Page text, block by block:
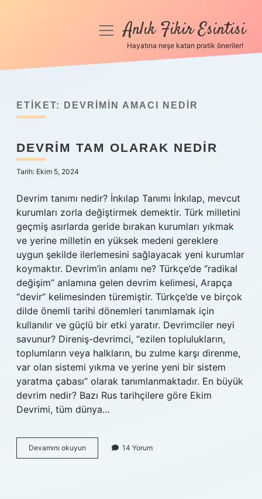
Anasayfa
Yasal Uyarı
Hakkımızda
menüyüAnlık Fikir Esintisi
Hayatına neşe katan pratik öneriler!
ETIKET: DEVRIMIN AMACI NEDIR
DEVRIM TAM OLARAK NEDIR
Tarih: Ekim 5, 2024
Devrim tanımı nedir? İnkılap Tanımı İnkılap, mevcut
kurumları zorla değiştirmek demektir. Türk milletini
geçmiş asırlarda geride bırakan kurumları yıkmak
ve yerine milletin en yüksek medeni gereklere
uygun şekilde ilerlemesini sağlayacak yeni kurumlar
koymaktır. Devrim’in anlamı ne? Türkçe’de “radikal
değişim” anlamına gelen devrim kelimesi, Arapça
“devir” kelimesinden türemiştir. Türkçe’de ve birçok
dilde önemli tarihi dönemleri tanımlamak için
kullanılır ve güçlü bir etki yaratır. Devrimciler neyi
savunur? Direniş-devrimci, “ezilen toplulukların,
toplumların veya halkların, bu zulme karşı direnme,
var olan sistemi yıkma ve yerine yeni bir sistem
yaratma çabası” olarak tanımlanmaktadır. En büyük
devrim nedir? Bazı Rus tarihçilere göre Ekim
Devrimi, tüm dünya…
Devamını okuyun
Tam
14 Yorum